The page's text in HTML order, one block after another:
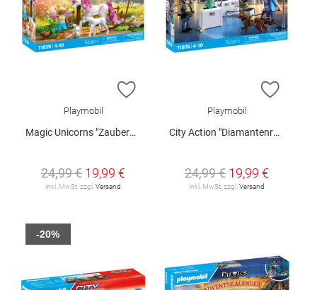
ZUR WUNSCHLISTE HINZUFÜGEN
Playmobil
Magic Unicorns "Zauberhafter Einhorn-Stall für Mama und Fohlen"
24,99 € 19,99 €
inkl. MwSt. zzgl. Versand
ZUR
Playmobil
City Action "Diamantenraub"
24,99 € 19,99 €
inkl. MwSt. zzgl. Versand
-20%